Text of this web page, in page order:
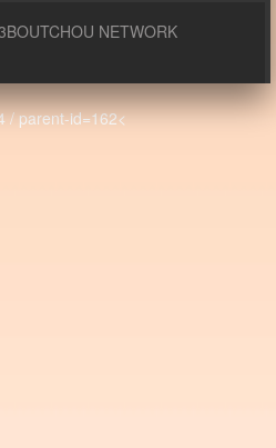
NETWORK
/ parent-id=162<